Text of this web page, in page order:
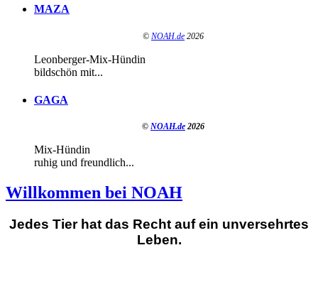
MAZA
© NOAH.de 2026
Leonberger-Mix-Hündin
bildschön mit...
GAGA
© NOAH.de 2026
Mix-Hündin
ruhig und freundlich...
Willkommen bei NOAH
Jedes Tier hat das Recht auf ein unversehrtes
Leben.